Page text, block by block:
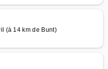
(à 14 km de Bunt)